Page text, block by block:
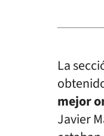
La
mejor
Javier